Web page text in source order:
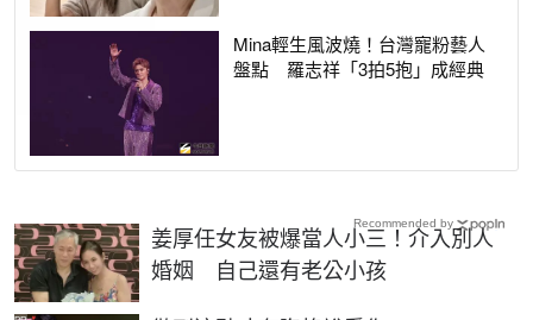
Mina輕生風波燒！台灣寵粉藝人
盤點 羅志祥「3拍5抱」成經典
姜厚任女友被爆當人小三！介入別人
婚姻 自己還有老公小孩
Recommended by